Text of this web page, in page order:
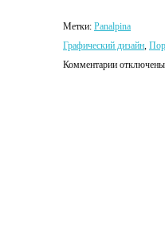
Метки: Panalpina
Графический дизайн,
Комментарии отключены